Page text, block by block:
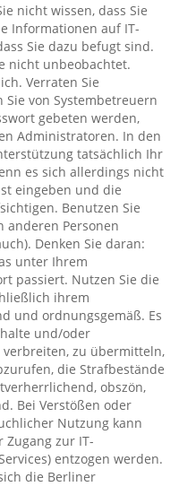
nicht wissen, dass Sie
Informationen auf IT-
Sie dazu befugt sind.
nicht unbeobachtet.
Verraten Sie
von Systembetreuern
gebeten werden,
Administratoren. In den
tatsächlich Ihr
es sich allerdings nicht
eingeben und die
Benutzen Sie
anderen Personen
Denken Sie daran:
unter Ihrem
passiert. Nutzen Sie die
ihrem
und ordnungsgemäß. Es
und/oder
zu übermitteln,
die Strafbestände
obszön,
Bei Verstößen oder
Nutzung kann
zur IT-
entzogen werden.
die Berliner